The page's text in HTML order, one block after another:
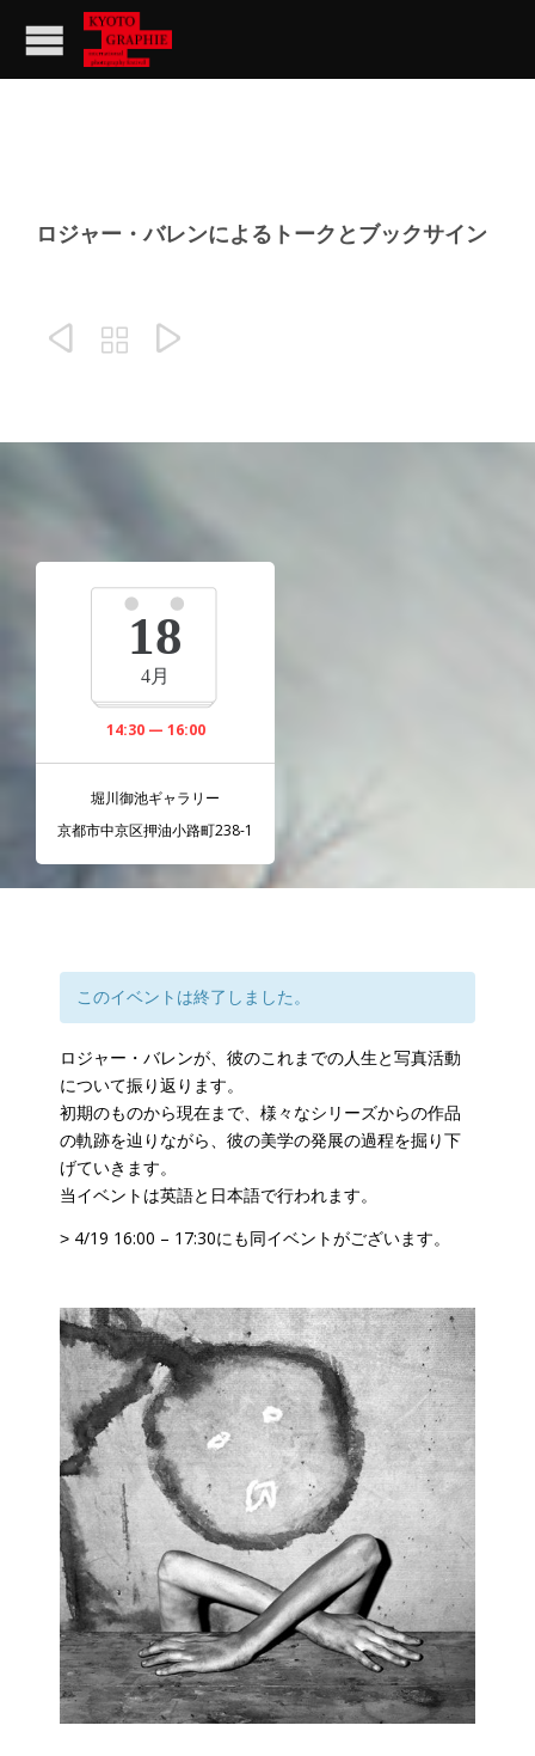
ロジャー・バレンによるトークとブックサイン
  
18
4月
14:30 — 16:00
堀川御池ギャラリー
京都市中京区押油小路町238-1
このイベントは終了しました。
ロジャー・バレンが、彼のこれまでの人生と写真活動
について振り返ります。
初期のものから現在まで、様々なシリーズからの作品
の軌跡を辿りながら、彼の美学の発展の過程を掘り下
げていきます。
当イベントは英語と日本語で行われます。
> 4/19 16:00 – 17:30にも同イベントがございます。